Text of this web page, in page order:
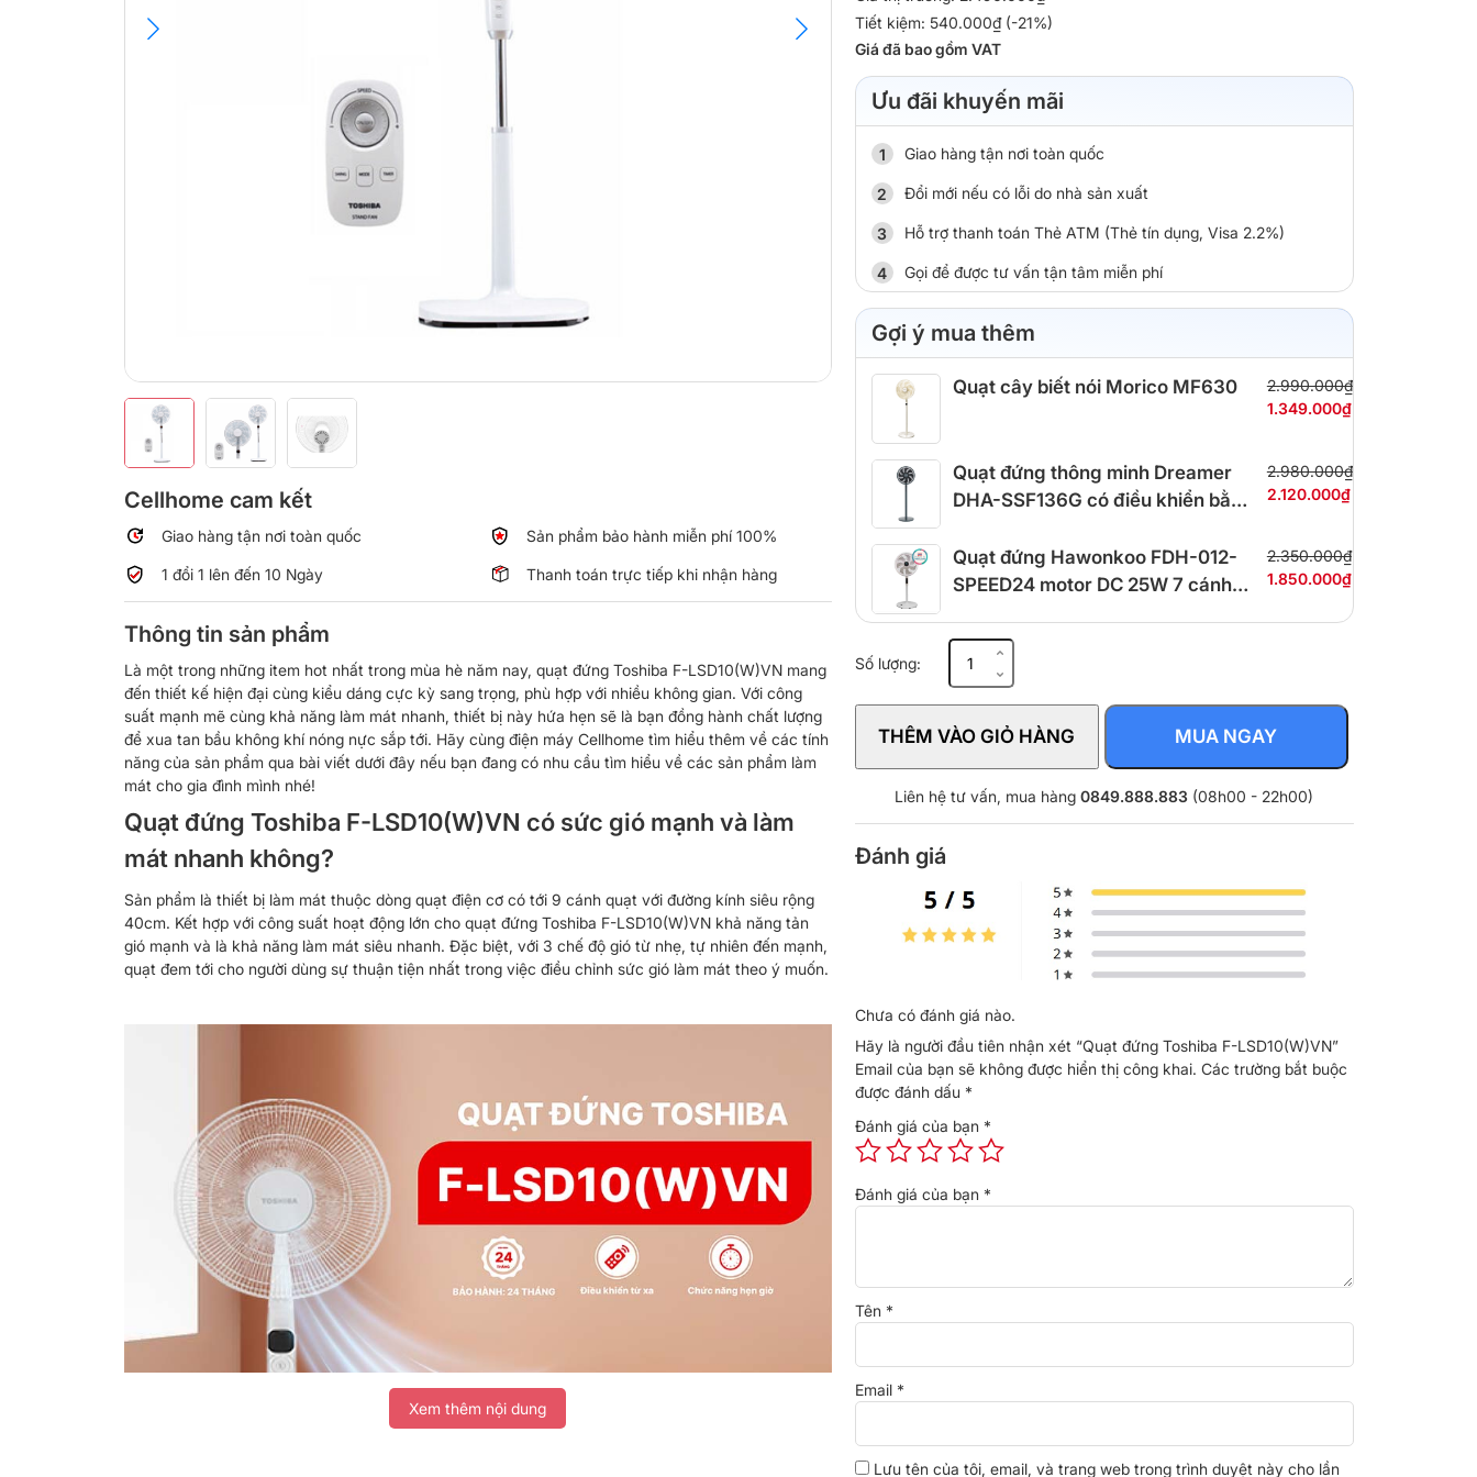
Cellhome cam kết
Giao hàng tận nơi toàn quốc Sản phẩm bảo hành miễn phí 100%
1 đổi 1 lên đến 10 Ngày Thanh toán trực tiếp khi nhận hàng
Thông tin sản phẩm
Là một trong những item hot nhất trong mùa hè năm nay, quạt đứng Toshiba F-LSD10(W)VN mang
đến thiết kế hiện đại cùng kiểu dáng cực kỳ sang trọng, phù hợp với nhiều không gian. Với công
suất mạnh mẽ cùng khả năng làm mát nhanh, thiết bị này hứa hẹn sẽ là bạn đồng hành chất lượng
để xua tan bầu không khí nóng nực sắp tới. Hãy cùng điện máy Cellhome tìm hiểu thêm về các tính
năng của sản phẩm qua bài viết dưới đây nếu bạn đang có nhu cầu tìm hiểu về các sản phẩm làm
mát cho gia đình mình nhé!
Quạt đứng Toshiba F-LSD10(W)VN có sức gió mạnh và làm
mát nhanh không?
Sản phẩm là thiết bị làm mát thuộc dòng quạt điện cơ có tới 9 cánh quạt với đường kính siêu rộng
40cm. Kết hợp với công suất hoạt động lớn cho quạt đứng Toshiba F-LSD10(W)VN khả năng tản
gió mạnh và là khả năng làm mát siêu nhanh. Đặc biệt, với 3 chế độ gió từ nhẹ, tự nhiên đến mạnh,
quạt đem tới cho người dùng sự thuận tiện nhất trong việc điều chỉnh sức gió làm mát theo ý muốn.
Xem thêm nội dung
Tiết kiệm: 540.000₫ (-21%)
Giá đã bao gồm VAT
Ưu đãi khuyến mãi
Giao hàng tận nơi toàn quốc
Đổi mới nếu có lỗi do nhà sản xuất
Hỗ trợ thanh toán Thẻ ATM (Thẻ tín dụng, Visa 2.2%)
Gọi để được tư vấn tận tâm miễn phí
Gợi ý mua thêm
Quạt cây biết nói Morico MF630
2.990.000₫
1.349.000₫
Quạt đứng thông minh Dreamer
DHA-SSF136G có điều khiển bằng
2.980.000₫
2.120.000₫
Quạt đứng Hawonkoo FDH-012-
SPEED24 motor DC 25W 7 cánh
2.350.000₫
1.850.000₫
Số lượng:
Quạt
đứng
LSD10(W)VN
số
lượng
THÊM VÀO GIỎ HÀNG MUA NGAY
Liên hệ tư vấn, mua hàng 0849.888.883 (08h00 - 22h00)
Đánh giá
Chưa có đánh giá nào.
Hãy là người đầu tiên nhận xét “Quạt đứng Toshiba F-LSD10(W)VN”
Email của bạn sẽ không được hiển thị công khai. Các trường bắt buộc
được đánh dấu *
Đánh giá của bạn *
Đánh giá của bạn *
Tên *
Email *
Lưu tên của tôi, email, và trang web trong trình duyệt này cho lần